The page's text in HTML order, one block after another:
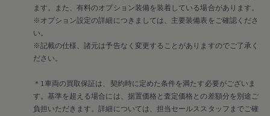
延長保証サービスガイド
9つの約束
キャンペーン/ファイナンスプログラム
フォルクスワーゲンについて
企業情報
会社概要EN
採用情報
正規ディーラー地域別採用情報
ます。また、有料のオプション装備を装着している場合があります。
※オプション設定の詳細につきましては、主要装備表をご確認くださ
い。
※記載の仕様、諸元は予告なく変更することがありますのでご了承く
ださい。
＊1車両の買取保証は、契約時に定めた条件を満たす必要がございま
す。基準を超える場合には、据置価格と査定価格との差額分を別途ご
負担いただきます。詳細については、担当セールススタッフまでご確